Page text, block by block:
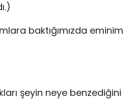
baktığımızda eminim
şeyin neye benzediğini